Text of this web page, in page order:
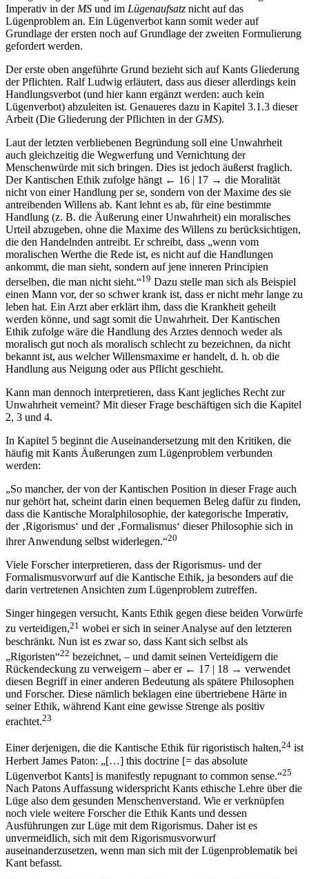
Imperativ in der MS und im Lügenaufsatz nicht auf das
Lügenproblem an. Ein Lügenverbot kann somit weder auf
Grundlage der ersten noch auf Grundlage der zweiten Formulierung
gefordert werden.
Der erste oben angeführte Grund bezieht sich auf Kants Gliederung
der Pflichten. Ralf Ludwig erläutert, dass aus dieser allerdings kein
Handlungsverbot (und hier kann ergänzt werden: auch kein
Lügenverbot) abzuleiten ist. Genaueres dazu in Kapitel 3.1.3 dieser
Arbeit (Die Gliederung der Pflichten in der GMS).
Laut der letzten verbliebenen Begründung soll eine Unwahrheit
auch gleichzeitig die Wegwerfung und Vernichtung der
Menschenwürde mit sich bringen. Dies ist jedoch äußerst fraglich.
Der Kantischen Ethik zufolge hängt ← 16 | 17 → die Moralität
nicht von einer Handlung per se, sondern von der Maxime des sie
antreibenden Willens ab. Kant lehnt es ab, für eine bestimmte
Handlung (z. B. die Äußerung einer Unwahrheit) ein moralisches
Urteil abzugeben, ohne die Maxime des Willens zu berücksichtigen,
die den Handelnden antreibt. Er schreibt, dass „wenn vom
moralischen Werthe die Rede ist, es nicht auf die Handlungen
ankommt, die man sieht, sondern auf jene inneren Principien
derselben, die man nicht sieht.“19 Dazu stelle man sich als Beispiel
einen Mann vor, der so schwer krank ist, dass er nicht mehr lange zu
leben hat. Ein Arzt aber erklärt ihm, dass die Krankheit geheilt
werden könne, und sagt somit die Unwahrheit. Der Kantischen
Ethik zufolge wäre die Handlung des Arztes dennoch weder als
moralisch gut noch als moralisch schlecht zu bezeichnen, da nicht
bekannt ist, aus welcher Willensmaxime er handelt, d. h. ob die
Handlung aus Neigung oder aus Pflicht geschieht.
Kann man dennoch interpretieren, dass Kant jegliches Recht zur
Unwahrheit verneint? Mit dieser Frage beschäftigen sich die Kapitel
2, 3 und 4.
In Kapitel 5 beginnt die Auseinandersetzung mit den Kritiken, die
häufig mit Kants Äußerungen zum Lügenproblem verbunden
werden:
„So mancher, der von der Kantischen Position in dieser Frage auch
nur gehört hat, scheint darin einen bequemen Beleg dafür zu finden,
dass die Kantische Moralphilosophie, der kategorische Imperativ,
der ‚Rigorismus‘ und der ‚Formalismus‘ dieser Philosophie sich in
ihrer Anwendung selbst widerlegen.“20
Viele Forscher interpretieren, dass der Rigorismus- und der
Formalismusvorwurf auf die Kantische Ethik, ja besonders auf die
darin vertretenen Ansichten zum Lügenproblem zutreffen.
Singer hingegen versucht, Kants Ethik gegen diese beiden Vorwürfe
zu verteidigen,21 wobei er sich in seiner Analyse auf den letzteren
beschränkt. Nun ist es zwar so, dass Kant sich selbst als
„Rigoristen“22 bezeichnet, – und damit seinen Verteidigern die
Rückendeckung zu verweigern – aber er ← 17 | 18 → verwendet
diesen Begriff in einer anderen Bedeutung als spätere Philosophen
und Forscher. Diese nämlich beklagen eine übertriebene Härte in
seiner Ethik, während Kant eine gewisse Strenge als positiv
erachtet.23
Einer derjenigen, die die Kantische Ethik für rigoristisch halten,24 ist
Herbert James Paton: „[…] this doctrine [= das absolute
Lügenverbot Kants] is manifestly repugnant to common sense.“25
Nach Patons Auffassung widerspricht Kants ethische Lehre über die
Lüge also dem gesunden Menschenverstand. Wie er verknüpfen
noch viele weitere Forscher die Ethik Kants und dessen
Ausführungen zur Lüge mit dem Rigorismus. Daher ist es
unvermeidlich, sich mit dem Rigorismusvorwurf
auseinanderzusetzen, wenn man sich mit der Lügenproblematik bei
Kant befasst.